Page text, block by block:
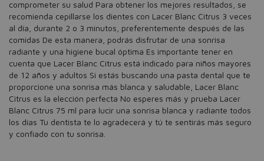
comprometer su salud Para obtener los mejores resultados, se
recomienda cepillarse los dientes con Lacer Blanc Citrus 3 veces
al día, durante 2 o 3 minutos, preferentemente después de las
comidas De esta manera, podrás disfrutar de una sonrisa
radiante y una higiene bucal óptima Es importante tener en
cuenta que Lacer Blanc Citrus está indicado para niños mayores
de 12 años y adultos Si estás buscando una pasta dental que te
proporcione una sonrisa más blanca y saludable, Lacer Blanc
Citrus es la elección perfecta No esperes más y prueba Lacer
Blanc Citrus 75 ml para lucir una sonrisa blanca y radiante todos
los días Tu dentista te lo agradecerá y tú te sentirás más seguro
y confiado con tu sonrisa.